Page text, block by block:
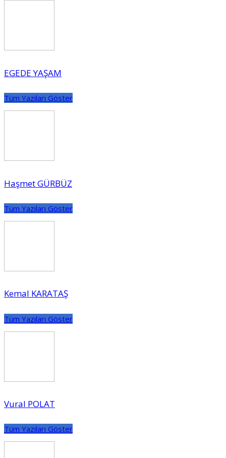
EGEDE YAŞAM
Tüm Yazıları Göster
Haşmet GÜRBÜZ
Tüm Yazıları Göster
Kemal KARATAŞ
Tüm Yazıları Göster
Vural POLAT
Tüm Yazıları Göster